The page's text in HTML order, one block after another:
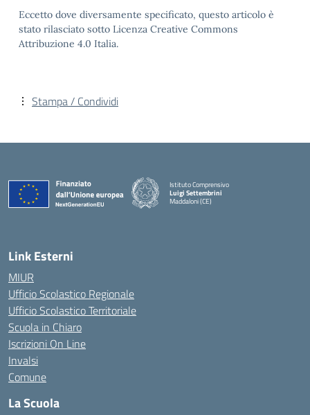
Eccetto dove diversamente specificato, questo articolo è
stato rilasciato sotto Licenza Creative Commons
Attribuzione 4.0 Italia.
Stampa / Condividi
Istituto Comprensivo
Luigi Settembrini
Maddaloni (CE)
Link Esterni
MIUR
Ufficio Scolastico Regionale
Ufficio Scolastico Territoriale
Scuola in Chiaro
Iscrizioni On Line
Invalsi
Comune
La Scuola